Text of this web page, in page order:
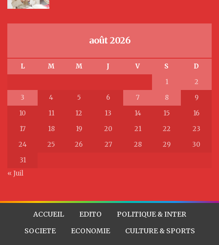
août 2026
L M M J V S
D
1
2
3
4 5 6 7 8
9
10
11 12 13 14 15
16
17
18 19 20 21 22
23
24
25 26 27 28 29
30
31
« Juil
ACCUEIL EDITO
POLITIQUE & INTER
SOCIETE
ECONOMIE
CULTURE & SPORTS